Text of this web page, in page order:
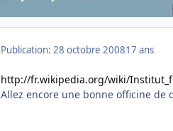
Publication: 28 octobre 200817 ans
http://fr.wikipedia.org/wiki/
Allez encore une bonne officine de